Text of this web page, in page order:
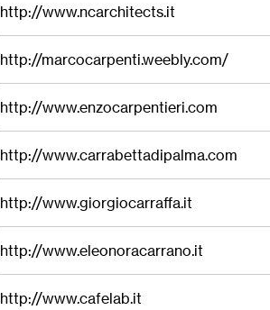
http://www.ncarchitects.it
http://marcocarpenti.weebly.com/
http://www.enzocarpentieri.com
http://www.carrabettadipalma.com
http://www.giorgiocarraffa.it
http://www.eleonoracarrano.it
http://www.cafelab.it